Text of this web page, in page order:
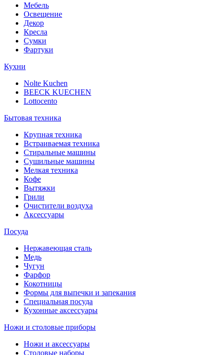
Мебель
Освещение
Декор
Кресла
Сумки
Фартуки
Кухни
Nolte Kuchen
BEECK KUECHEN
Lottocento
Бытовая техника
Крупная техника
Встраиваемая техника
Стиральные машины
Сушильные машины
Мелкая техника
Кофе
Вытяжки
Грили
Очистители воздуха
Аксессуары
Посуда
Нержавеющая сталь
Медь
Чугун
Фарфор
Кокотницы
Формы для выпечки и запекания
Специальная посуда
Кухонные аксессуары
Ножи и столовые приборы
Ножи и аксессуары
Столовые наборы